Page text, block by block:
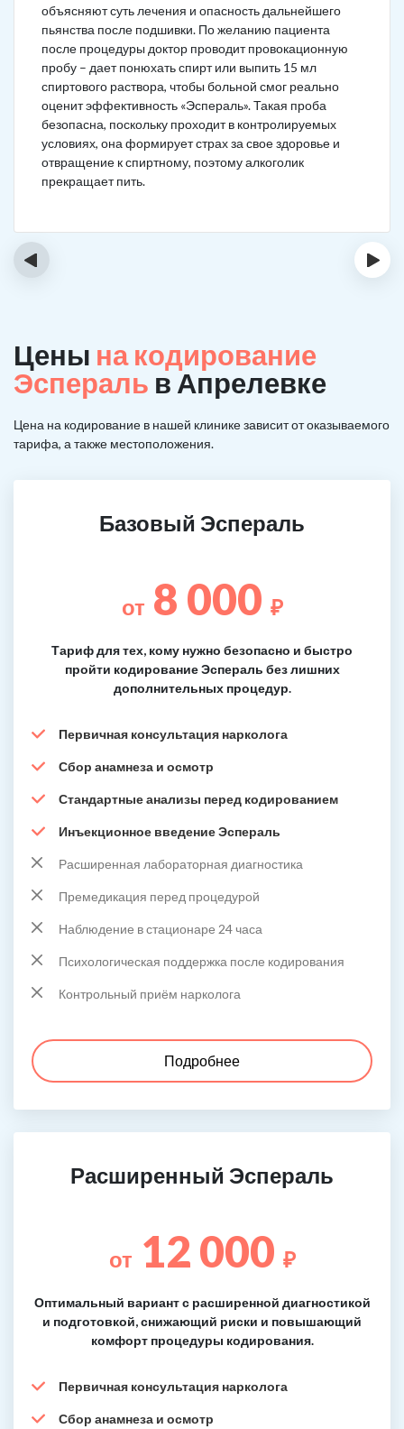
объясняют суть лечения и опасность дальнейшего
пьянства после подшивки. По желанию пациента
после процедуры доктор проводит провокационную
пробу – дает понюхать спирт или выпить 15 мл
спиртового раствора, чтобы больной смог реально
оценит эффективность «Эспераль». Такая проба
безопасна, поскольку проходит в контролируемых
условиях, она формирует страх за свое здоровье и
отвращение к спиртному, поэтому алкоголик
прекращает пить.
‹ ›
Цены на кодирование
Эспераль в Апрелевке
Цена на кодирование в нашей клинике зависит от оказываемого
тарифа, а также местоположения.
Базовый Эспераль
от 8 000 ₽
Тариф для тех, кому нужно безопасно и быстро
пройти кодирование Эспераль без лишних
дополнительных процедур.
Первичная консультация нарколога
Сбор анамнеза и осмотр
Стандартные анализы перед кодированием
Инъекционное введение Эспераль
Расширенная лабораторная диагностика
Премедикация перед процедурой
Наблюдение в стационаре 24 часа
Психологическая поддержка после кодирования
Контрольный приём нарколога
Подробнее
Расширенный Эспераль
от 12 000 ₽
Оптимальный вариант с расширенной диагностикой
и подготовкой, снижающий риски и повышающий
комфорт процедуры кодирования.
Первичная консультация нарколога
Сбор анамнеза и осмотр